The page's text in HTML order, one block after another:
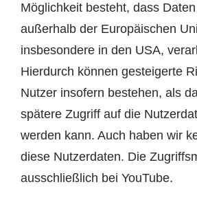
Möglichkeit besteht, dass
außerhalb der Europäischen
insbesondere in den USA,
Hierdurch können gesteigerte
Nutzer insofern bestehen, als
spätere Zugriff auf die
werden kann. Auch haben wir
diese Nutzerdaten. Die
ausschließlich bei YouTube.